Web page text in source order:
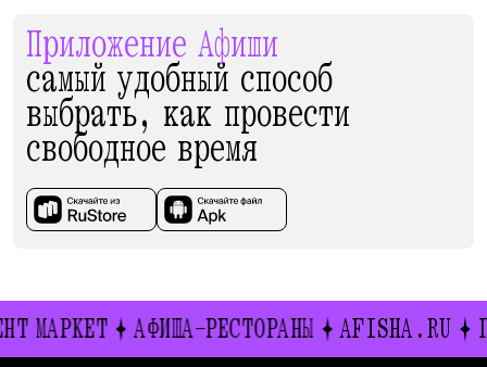
Приложение Афиши
самый удобный способ
выбрать, как провести
свободное время
МАРКЕТ АФИША-РЕСТОРАНЫ AFISHA.RU